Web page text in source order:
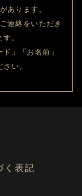
あります。
連絡をいただき
。
」「お名前」
い。
く表記